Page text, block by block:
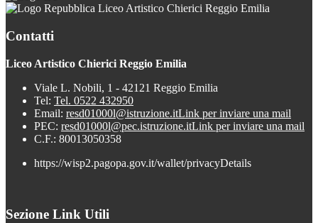
Liceo Artistico Chierici Reggio Emilia
Contatti
Liceo Artistico Chierici Reggio Emilia
Viale L. Nobili, 1 - 42121 Reggio Emilia
Tel: Tel. 0522 432950
Email: resd01000l@istruzione.itLink per inviare una mail
PEC: resd01000l@pec.istruzione.itLink per inviare una mail
C.F.: 80013050358
https://wisp2.pagopa.gov.it/wallet/privacyDetails
Sezione Link Utili